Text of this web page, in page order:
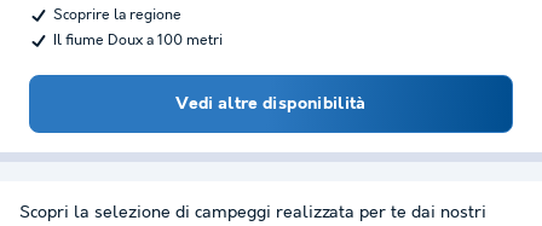
Scoprire la regione
Il fiume Doux a 100 metri
Vedi altre disponibilità
Scopri la selezione di campeggi realizzata per te dai nostri